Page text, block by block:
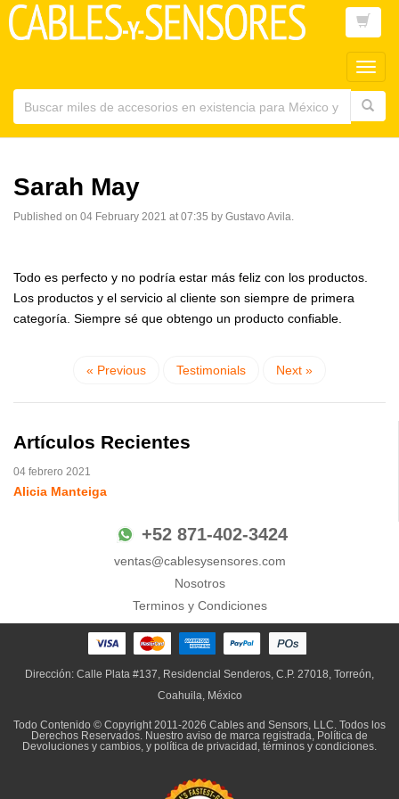
main
Sarah May
Published on 04 February 2021 at 07:35 by Gustavo Avila.
Todo es perfecto y no podría estar más feliz con los productos.
Los productos y el servicio al cliente son siempre de primera
categoría. Siempre sé que obtengo un producto confiable.
« Previous Testimonials Next »
Artículos Recientes
04 febrero 2021
Alicia Manteiga
+52 871-402-3424
ventas@cablesysensores.com
Nosotros
Terminos y Condiciones
Dirección: Calle Plata #137, Residencial Senderos, C.P. 27018, Torreón,
Coahuila, México
Todo Contenido © Copyright 2011-2026 Cables and Sensors, LLC. Todos los
Derechos Reservados. Nuestro aviso de marca registrada, Política de
Devoluciones y cambios, y política de privacidad, términos y condiciones.